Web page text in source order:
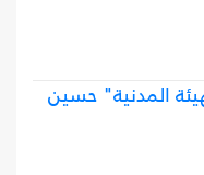
المدنية" حسين